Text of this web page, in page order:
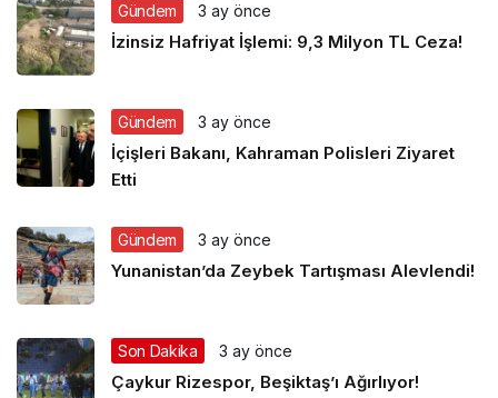
Gündem 3 ay önce
İzinsiz Hafriyat İşlemi: 9,3 Milyon TL Ceza!
Gündem 3 ay önce
İçişleri Bakanı, Kahraman Polisleri Ziyaret
Etti
Gündem 3 ay önce
Yunanistan’da Zeybek Tartışması Alevlendi!
Son Dakika 3 ay önce
Çaykur Rizespor, Beşiktaş’ı Ağırlıyor!